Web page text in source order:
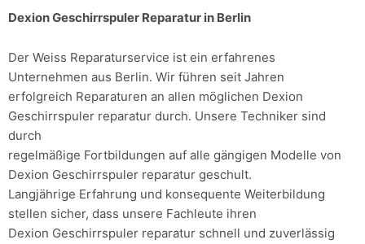
Dexion Geschirrspuler Reparatur in Berlin
Der Weiss Reparaturservice ist ein erfahrenes
Unternehmen aus Berlin. Wir führen seit Jahren
erfolgreich Reparaturen an allen möglichen Dexion
Geschirrspuler reparatur durch. Unsere Techniker sind
durch
regelmäßige Fortbildungen auf alle gängigen Modelle von
Dexion Geschirrspuler reparatur geschult.
Langjährige Erfahrung und konsequente Weiterbildung
stellen sicher, dass unsere Fachleute ihren
Dexion Geschirrspuler reparatur schnell und zuverlässig